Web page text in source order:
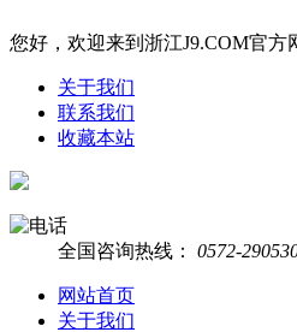
您好，欢迎来到浙江J9.COM官方
关于我们
联系我们
收藏本站
全国咨询热线： 0572-
网站首页
关于我们